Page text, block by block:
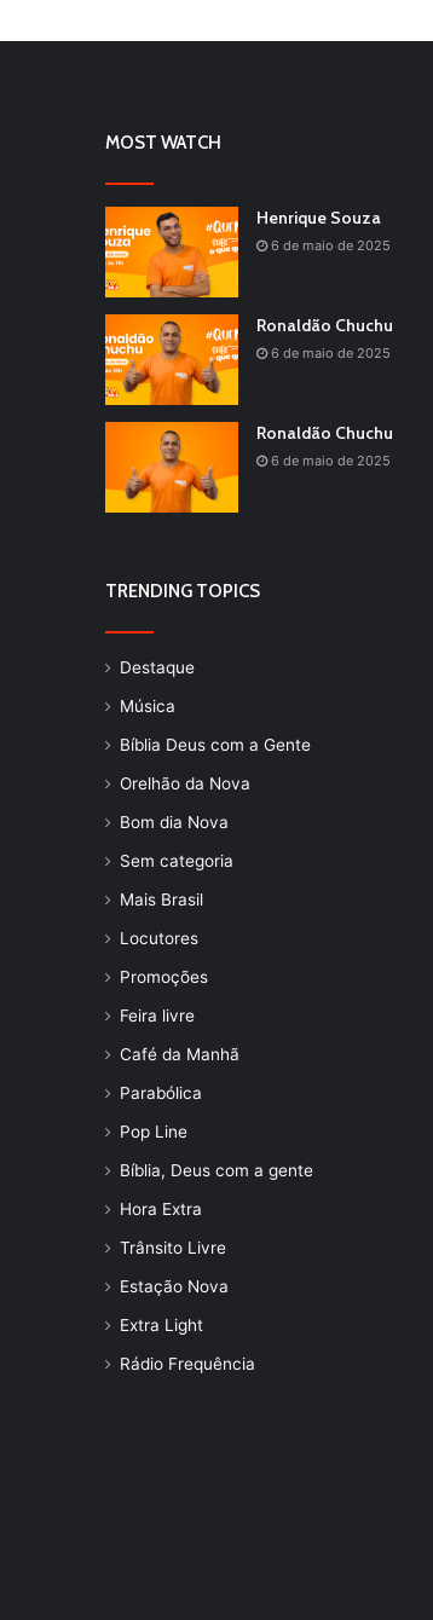
MOST WATCH
Henrique Souza
6 de maio de 2025
Ronaldão Chuchu
6 de maio de 2025
Ronaldão Chuchu
6 de maio de 2025
TRENDING TOPICS
Destaque
Música
Bíblia Deus com a Gente
Orelhão da Nova
Bom dia Nova
Sem categoria
Mais Brasil
Locutores
Promoções
Feira livre
Café da Manhã
Parabólica
Pop Line
Bíblia, Deus com a gente
Hora Extra
Trânsito Livre
Estação Nova
Extra Light
Rádio Frequência